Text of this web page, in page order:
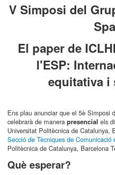
V Simposi del
El paper de
l'ESP:
equitativa i
Ens plau anunciar que el 5è Simposi
celebrarà de manera presencial els
Universitat Politècnica de Catalunya,
Secció de Tècniques de Comunicació
Politècnica de Catalunya, Barcelona
Què esperar?